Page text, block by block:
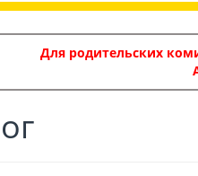
Для родительских